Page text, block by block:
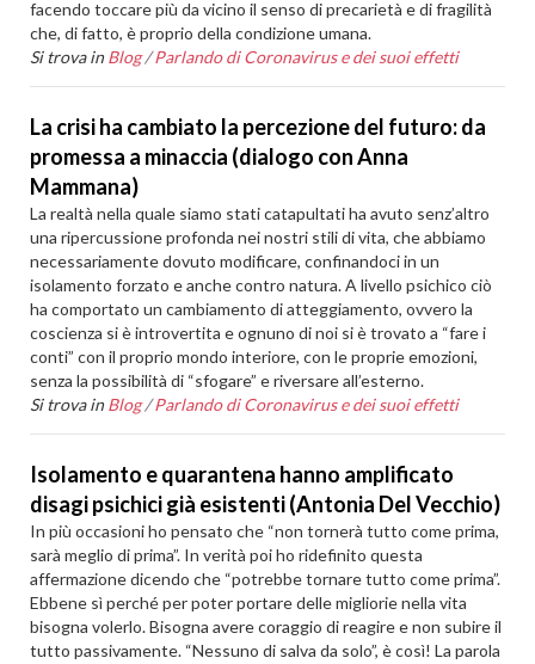
facendo toccare più da vicino il senso di precarietà e di fragilità
che, di fatto, è proprio della condizione umana.
Si trova in Blog /Parlando di Coronavirus e dei suoi effetti
La crisi ha cambiato la percezione del futuro: da
promessa a minaccia (dialogo con Anna
Mammana)
La realtà nella quale siamo stati catapultati ha avuto senz’altro
una ripercussione profonda nei nostri stili di vita, che abbiamo
necessariamente dovuto modificare, confinandoci in un
isolamento forzato e anche contro natura. A livello psichico ciò
ha comportato un cambiamento di atteggiamento, ovvero la
coscienza si è introvertita e ognuno di noi si è trovato a “fare i
conti” con il proprio mondo interiore, con le proprie emozioni,
senza la possibilità di “sfogare” e riversare all’esterno.
Si trova in Blog /Parlando di Coronavirus e dei suoi effetti
Isolamento e quarantena hanno amplificato
disagi psichici già esistenti (Antonia Del Vecchio)
In più occasioni ho pensato che “non tornerà tutto come prima,
sarà meglio di prima”. In verità poi ho ridefinito questa
affermazione dicendo che “potrebbe tornare tutto come prima”.
Ebbene sì perché per poter portare delle migliorie nella vita
bisogna volerlo. Bisogna avere coraggio di reagire e non subire il
tutto passivamente. “Nessuno di salva da solo”, è così! La parola